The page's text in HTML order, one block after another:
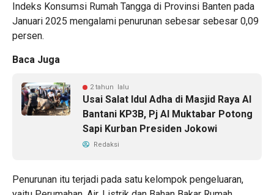
Indeks Konsumsi Rumah Tangga di Provinsi Banten pada
Januari 2025 mengalami penurunan sebesar sebesar 0,09
persen.
Baca Juga
2 tahun lalu
Usai Salat Idul Adha di Masjid Raya Al
Bantani KP3B, Pj Al Muktabar Potong
Sapi Kurban Presiden Jokowi
Redaksi
Penurunan itu terjadi pada satu kelompok pengeluaran,